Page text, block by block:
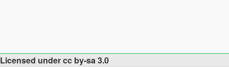
Licensed under cc by-sa 3.0